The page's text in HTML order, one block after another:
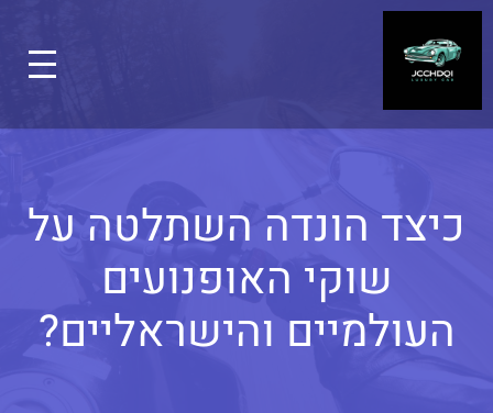
כיצד הונדה השתלטה על
שוקי האופנועים
העולמיים והישראליים?